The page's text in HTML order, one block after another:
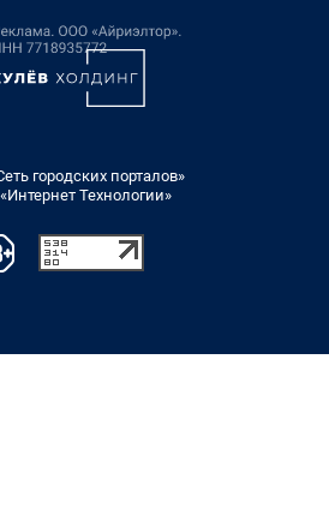
городских порталов»
Технологии»